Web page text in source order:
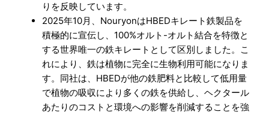
りを反映しています。
2025年10月、NouryonはHBEDキレート鉄製品を
積極的に宣伝し、100%オルト-オルト結合を特徴と
する世界唯一の鉄キレートとして区別しました。こ
れにより、鉄は植物に完全に生物利用可能になりま
す。同社は、HBEDが他の鉄肥料と比較して低用量
で植物の吸収により多くの鉄を供給し、ヘクタール
あたりのコストと環境への影響を削減することを強